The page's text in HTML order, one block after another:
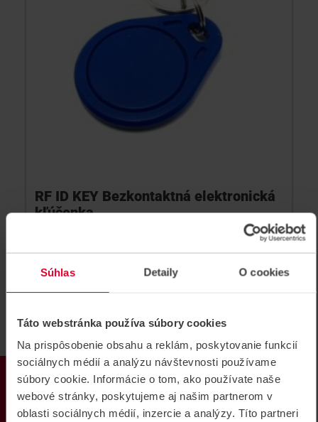
Súhlas Detaily O cookies
Táto webstránka používa súbory cookies
Na prispôsobenie obsahu a reklám, poskytovanie funkcií
sociálnych médií a analýzu návštevnosti používame
súbory cookie. Informácie o tom, ako používate naše
webové stránky, poskytujeme aj našim partnerom v
oblasti sociálnych médií, inzercie a analýzy. Títo partneri
PRODUKTY
RF ID KEY Bezkontaktná elektronická
kľúčenka
RF ID bezkontaktná elektronická kľúčenka, EM 4100,
RF ID KEY